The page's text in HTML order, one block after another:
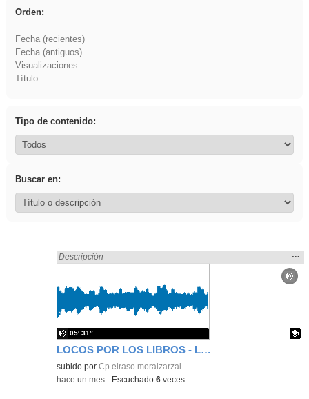
Orden:
Fecha (recientes)
Fecha (antiguos)
Visualizaciones
Título
Tipo de contenido:
Buscar en:
LOCOS POR LOS LIBROS - LECTURAS PARA UN VERANO
Encontrado «regalo» en:
Descripción
la
…
Contenido educativo.
subido porCp elraso moralzarzal
05′ 31″
-hace un mes - Escuchado6 veces